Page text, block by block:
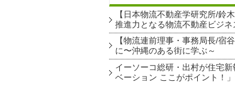
【日本物流不動産学研究所/鈴
推進力となる物流不動産ビジネ
【物流連前理事・事務局長/宿
に〜沖縄のある街に学ぶ～
イーソーコ総研・出村が住宅新
ベーション ここがポイント！